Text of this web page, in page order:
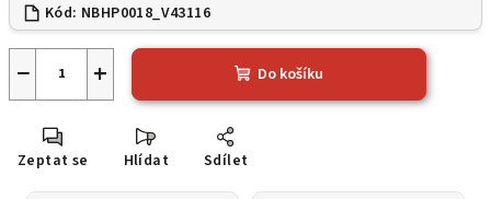
Kód: NBHP0018_V43116
+
− Do košíku
Zeptat se Hlídat Sdílet